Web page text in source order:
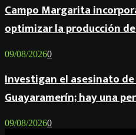
Campo Margarita
optimizar la producción
09/08/20260
Investigan el asesinato
Guayaramerín; hay una
09/08/20260